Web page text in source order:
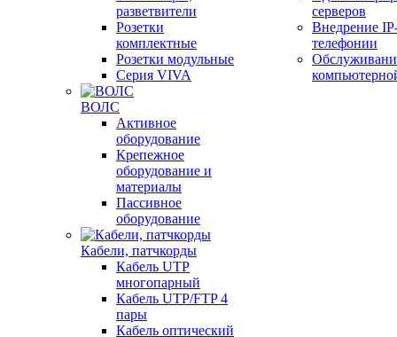
разветвители
Розетки
комплектные
Розетки модульные
Серия VIVA
ВОЛС
Активное
оборудование
Крепежное
оборудование и
материалы
Пассивное
оборудование
Кабели, патчкорды
Кабель UTP
многопарный
Кабель UTP/FTP 4
пары
Кабель оптический
серверов
Внедрение
телефонии